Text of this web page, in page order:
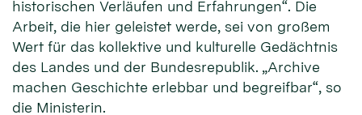
historischen Verläufen und Erfahrungen“. Die
Arbeit, die hier geleistet werde, sei von großem
Wert für das kollektive und kulturelle Gedächtnis
des Landes und der Bundesrepublik. „Archive
machen Geschichte erlebbar und begreifbar“, so
die Ministerin.